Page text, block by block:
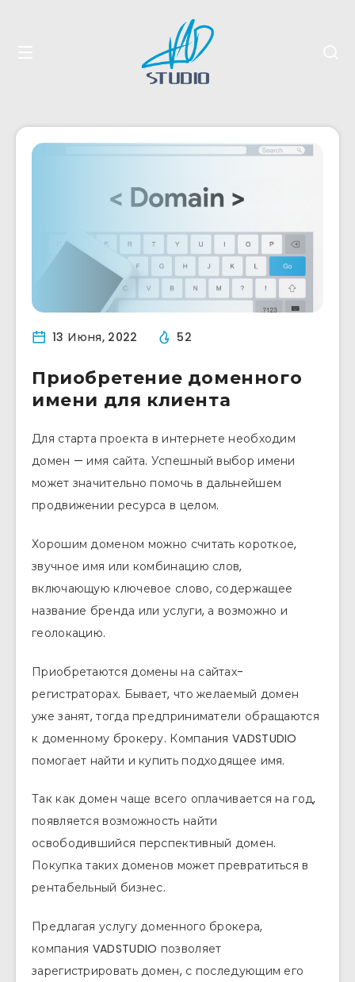
13 Июня, 2022 52
Приобретение доменного
имени для клиента
Для старта проекта в интернете необходим
домен — имя сайта. Успешный выбор имени
может значительно помочь в дальнейшем
продвижении ресурса в целом.
Хорошим доменом можно считать короткое,
звучное имя или комбинацию слов,
включающую ключевое слово, содержащее
название бренда или услуги, а возможно и
геолокацию.
Приобретаются домены на сайтах-
регистраторах. Бывает, что желаемый домен
уже занят, тогда предприниматели обращаются
к доменному брокеру. Компания VADSTUDIO
помогает найти и купить подходящее имя.
Так как домен чаще всего оплачивается на год,
появляется возможность найти
освободившийся перспективный домен.
Покупка таких доменов может превратиться в
рентабельный бизнес.
Предлагая услугу доменного брокера,
компания VADSTUDIO позволяет
зарегистрировать домен, с последующим его